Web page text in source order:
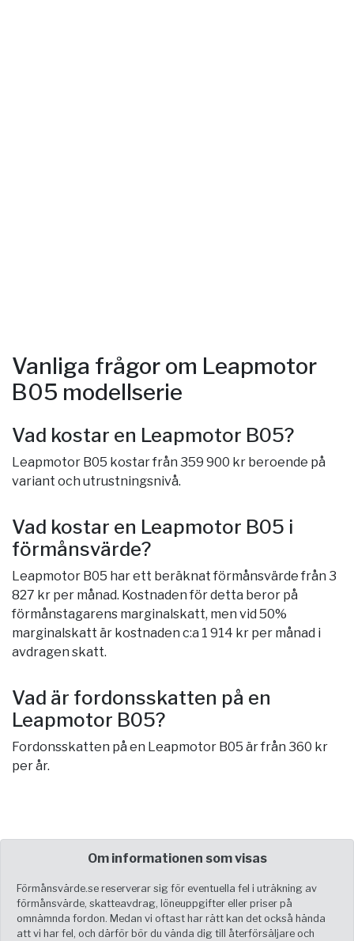
Vanliga frågor om Leapmotor
B05 modellserie
Vad kostar en Leapmotor B05?
Leapmotor B05 kostar från 359 900 kr beroende på
variant och utrustningsnivå.
Vad kostar en Leapmotor B05 i
förmånsvärde?
Leapmotor B05 har ett beräknat förmånsvärde från 3
827 kr per månad. Kostnaden för detta beror på
förmånstagarens marginalskatt, men vid 50%
marginalskatt är kostnaden c:a 1 914 kr per månad i
avdragen skatt.
Vad är fordonsskatten på en
Leapmotor B05?
Fordonsskatten på en Leapmotor B05 är från 360 kr
per år.
Om informationen som visas
Förmånsvärde.se reserverar sig för eventuella fel i uträkning av
förmånsvärde, skatteavdrag, löneuppgifter eller priser på
omnämnda fordon. Medan vi oftast har rätt kan det också hända
att vi har fel, och därför bör du vända dig till återförsäljare och